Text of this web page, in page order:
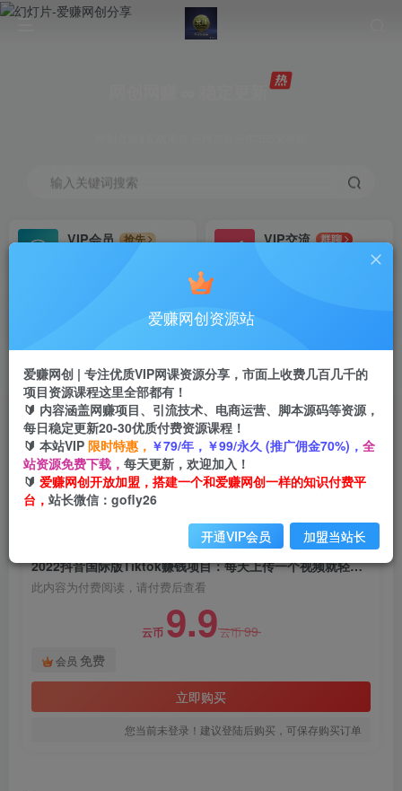
输入关键词搜索
VIP会员
抢先
VIP交流
群聊
研究探讨更多创业项目路子。
会员专属推广链接
首页 创业课程 会员免费 正文
2022抖音国际版Tiktok赚钱项目：每天上传一个
视频就轻松月入$43200
爱赚网创
2年前发布
关注 私信
2022抖音国际版Tiktok赚钱项目：每天上传一个视频就轻松月入$43200
此内容为付费阅读，请付费后查看
云币 9.9云币99
会员 免费
立即购买
您当前未登录！建议登陆后购买，可保存购买订单
爱赚网创资源站
爱赚网创 | 专注优质VIP网课资源分享，市面上收费几百几千的
项目资源课程这里全部都有！
🔰 内容涵盖网赚项目、引流技术、电商运营、脚本源码等资源，
每日稳定更新20-30优质付费资源课程！
🔰 本站VIP 限时特惠， ￥79/年，￥99/永久 (推广佣金70%)， 全
站资源免费下载， 每天更新，欢迎加入！
🔰 爱赚网创开放加盟，搭建一个和爱赚网创一样的知识付费平
台， 站长微信：gofly26
开通VIP会员 加盟当站长